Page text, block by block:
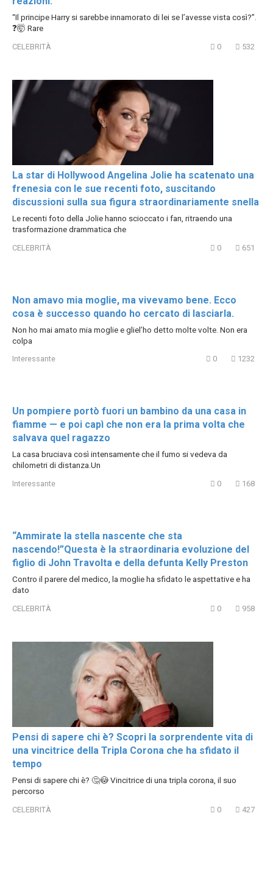
“Il principe Harry si sarebbe innamorato di lei se l’avesse vista così?”.
❓🤯 Rare
CELEBRITÀ 0 532
La star di Hollywood Angelina Jolie ha scatenato una
frenesia con le sue recenti foto, suscitando
discussioni sulla sua figura straordinariamente snella
Le recenti foto della Jolie hanno scioccato i fan, ritraendo una
trasformazione drammatica che
CELEBRITÀ 0 651
Non amavo mia moglie, ma vivevamo bene. Ecco
cosa è successo quando ho cercato di lasciarla.
Non ho mai amato mia moglie e gliel’ho detto molte volte. Non era
colpa
Interessante 0 1232
Un pompiere portò fuori un bambino da una casa in
fiamme — e poi capì che non era la prima volta che
salvava quel ragazzo
La casa bruciava così intensamente che il fumo si vedeva da
chilometri di distanza.Un
Interessante 0 168
“Ammirate la stella nascente che sta
nascendo!”Questa è la straordinaria evoluzione del
figlio di John Travolta e della defunta Kelly Preston
Contro il parere del medico, la moglie ha sfidato le aspettative e ha
dato
CELEBRITÀ 0 958
Pensi di sapere chi è? Scopri la sorprendente vita di
una vincitrice della Tripla Corona che ha sfidato il
tempo
Pensi di sapere chi è? 🤔😳 Vincitrice di una tripla corona, il suo
percorso
CELEBRITÀ 0 427